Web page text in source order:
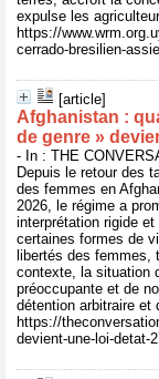
expulse les
https://
cerrado-bresilien-
[article]
Afghanistan :
de genre »
- In : THE
Depuis le retour des
des femmes en
2026, le régime a
interprétation rigide
certaines formes de
libertés des femmes,
contexte, la situation
préoccupante et de
détention arbitraire et
https://
devient-une-loi-detat-